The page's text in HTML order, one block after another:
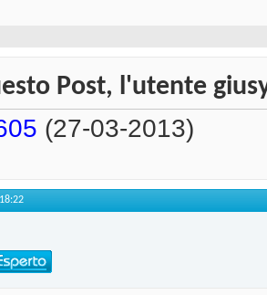
Post, l'utente
(27-03-2013)
18:22